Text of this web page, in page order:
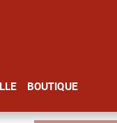
BOUTIQUE